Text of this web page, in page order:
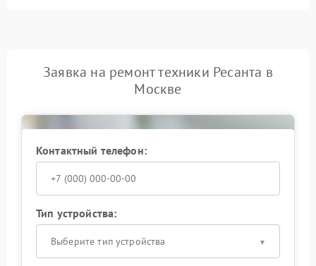
Заявка на ремонт техники Ресанта в
Москве
Контактный телефон:
Тип устройства:
Выберите тип устройства